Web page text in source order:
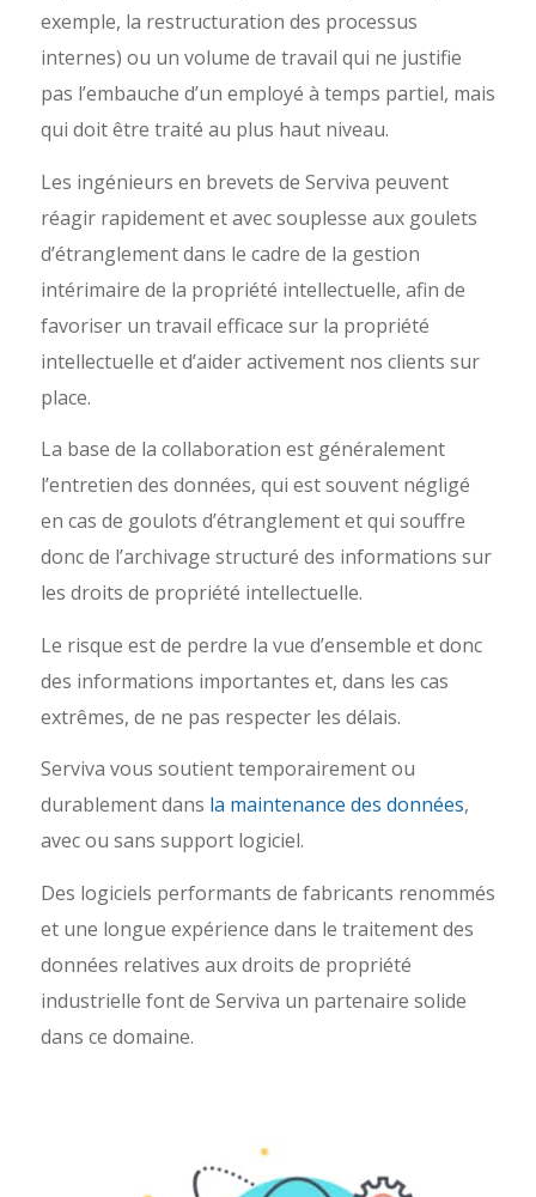
exemple, la restructuration des processus
internes) ou un volume de travail qui ne justifie
pas l’embauche d’un employé à temps partiel, mais
qui doit être traité au plus haut niveau.
Les ingénieurs en brevets de Serviva peuvent
réagir rapidement et avec souplesse aux goulets
d’étranglement dans le cadre de la gestion
intérimaire de la propriété intellectuelle, afin de
favoriser un travail efficace sur la propriété
intellectuelle et d’aider activement nos clients sur
place.
La base de la collaboration est généralement
l’entretien des données, qui est souvent négligé
en cas de goulots d’étranglement et qui souffre
donc de l’archivage structuré des informations sur
les droits de propriété intellectuelle.
Le risque est de perdre la vue d’ensemble et donc
des informations importantes et, dans les cas
extrêmes, de ne pas respecter les délais.
Serviva vous soutient temporairement ou
durablement dans la maintenance des données,
avec ou sans support logiciel.
Des logiciels performants de fabricants renommés
et une longue expérience dans le traitement des
données relatives aux droits de propriété
industrielle font de Serviva un partenaire solide
dans ce domaine.